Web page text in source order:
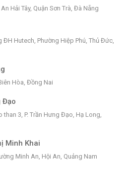
Hải Tây, Quận Sơn Trà, Đà Nẵng
ĐH Hutech, Phường Hiệp Phú, Thủ Đức,
Hòa, Đồng Nai
Đạo
3, P. Trần Hưng Đạo, Hạ Long,
Minh Khai
Minh An, Hội An, Quảng Nam